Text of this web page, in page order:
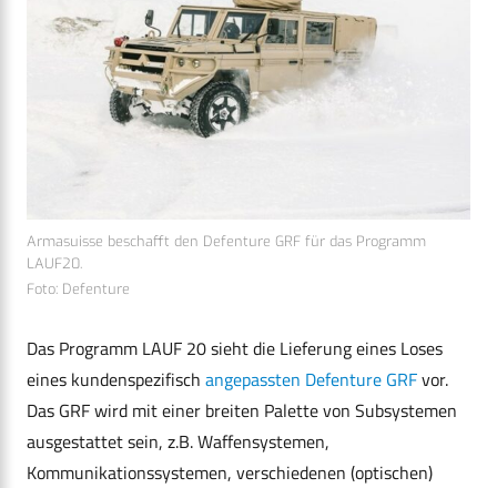
Armasuisse beschafft den Defenture GRF für das Programm
LAUF20.
Foto: Defenture
Das Programm LAUF 20 sieht die Lieferung eines Loses
eines kundenspezifisch angepassten Defenture GRFvor.
Das GRF wird mit einer breiten Palette von Subsystemen
ausgestattet sein, z.B. Waffensystemen,
Kommunikationssystemen, verschiedenen (optischen)